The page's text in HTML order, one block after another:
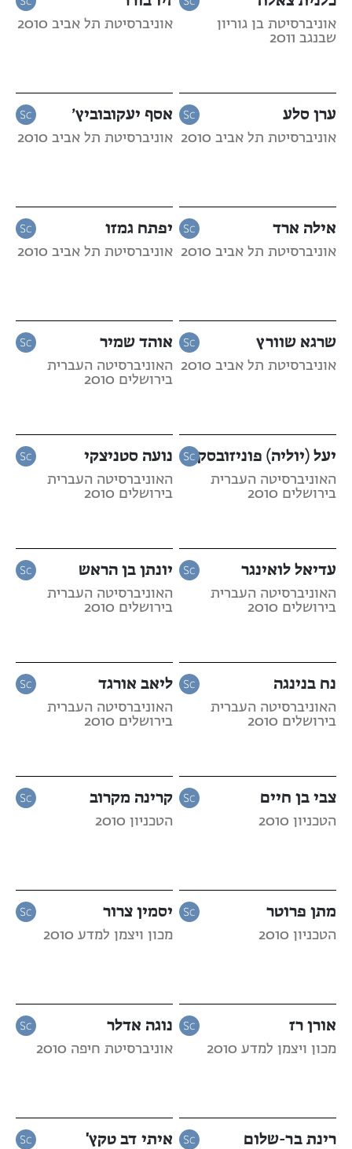
אוניברסיטת בן גוריון
שבנגב 2011
אוניברסיטת תל אביב 2010
ערן סלע
אוניברסיטת תל אביב 2010
אסף יעקובוביץ’
אוניברסיטת תל אביב 2010
אילה ארד
אוניברסיטת תל אביב 2010
יפתח גמזו
אוניברסיטת תל אביב 2010
שרגא שוורץ
אוניברסיטת תל אביב 2010
אוהד שמיר
האוניברסיטה העברית
בירושלים 2010
יעל (יוליה) פוניזובסקי
האוניברסיטה העברית
בירושלים 2010
נועה סטניצקי
האוניברסיטה העברית
בירושלים 2010
עדיאל לואינגר
האוניברסיטה העברית
בירושלים 2010
יונתן בן הראש
האוניברסיטה העברית
בירושלים 2010
נח בנינגה
האוניברסיטה העברית
בירושלים 2010
ליאב אורגד
האוניברסיטה העברית
בירושלים 2010
צבי בן חיים
הטכניון 2010
קרינה מקרוב
הטכניון 2010
מתן פרוטר
הטכניון 2010
יסמין צרור
מכון ויצמן למדע 2010
אורן רז
מכון ויצמן למדע 2010
נוגה אדלר
אוניברסיטת חיפה 2010
רינת בר-שלום איתי דב טקץ'